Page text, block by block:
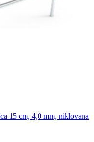
15 cm, 4,0 mm, niklovana